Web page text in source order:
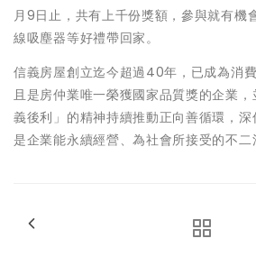
月9日止，共有上千份獎額，參與就有機
線吸塵器等好禮帶回家。
信義房屋創立迄今超過40年，已成為消
且是房仲業唯一榮獲國家品質獎的企業
義後利」的精神持續推動正向善循環，
是企業能永續經營、為社會所接受的不二